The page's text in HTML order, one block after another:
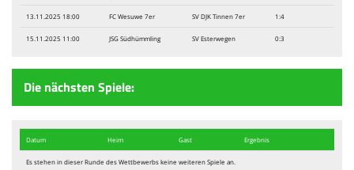
13.11.2025 18:00 FC Wesuwe 7er SV DJK Tinnen 7er 1:4
15.11.2025 11:00 JSG Südhümmling SV Esterwegen 0:3
Die nächsten Spiele:
Datum Heim Gast Ergebnis
Es stehen in dieser Runde des Wettbewerbs keine weiteren Spiele an.